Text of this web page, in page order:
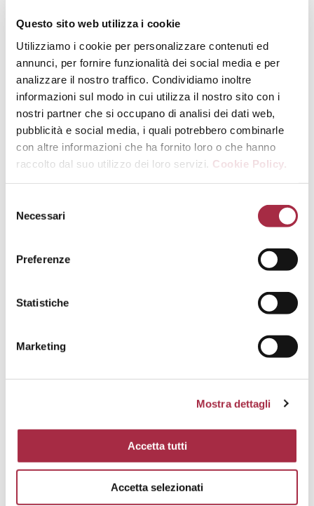
Questo sito web utilizza i cookie
Utilizziamo i cookie per personalizzare contenuti ed
annunci, per fornire funzionalità dei social media e per
analizzare il nostro traffico. Condividiamo inoltre
informazioni sul modo in cui utilizza il nostro sito con i
nostri partner che si occupano di analisi dei dati web,
pubblicità e social media, i quali potrebbero combinarle
con altre informazioni che ha fornito loro o che hanno
raccolto dal suo utilizzo dei loro servizi. Cookie Policy.
Necessari
Preferenze
Statistiche
Marketing
Mostra dettagli
Accetta tutti
Accetta selezionati
PANFORTE DI SIENA SCENTED WITH
BALSAMIC VINEGAR OF MODENA P.G.I.
DESSERTS,IMMA'S RECIPES